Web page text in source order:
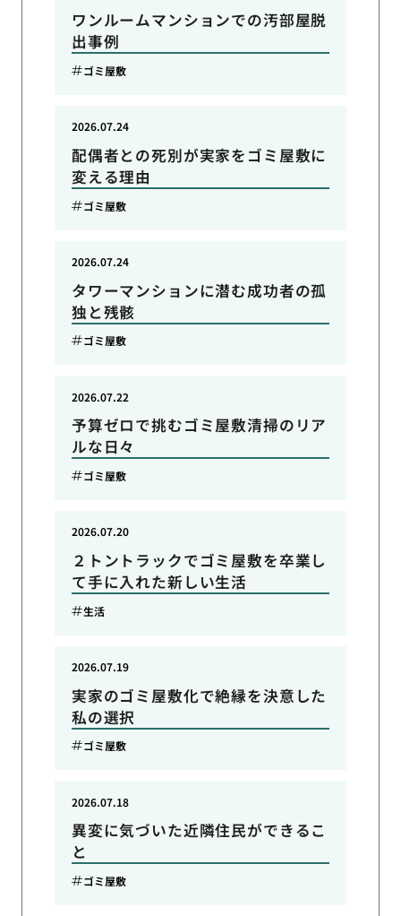
ワンルームマンションでの汚部屋脱
出事例
ゴミ屋敷
配偶者との死別が実家をゴミ屋敷に
変える理由
2026.07.24
ゴミ屋敷
タワーマンションに潜む成功者の孤
独と残骸
2026.07.24
ゴミ屋敷
予算ゼロで挑むゴミ屋敷清掃のリア
ルな日々
2026.07.22
ゴミ屋敷
２トントラックでゴミ屋敷を卒業し
て手に入れた新しい生活
2026.07.20
生活
実家のゴミ屋敷化で絶縁を決意した
私の選択
2026.07.19
ゴミ屋敷
異変に気づいた近隣住民ができるこ
と
2026.07.18
ゴミ屋敷